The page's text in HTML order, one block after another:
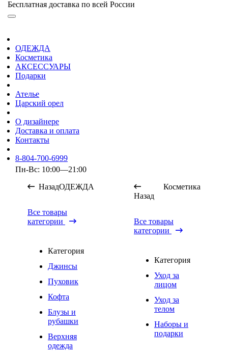
Бесплатная доставка по всей России
ОДЕЖДА
Косметика
АКСЕССУАРЫ
Подарки
Ателье
Царский орел
О дизайнере
Доставка и оплата
Контакты
8-804-700-6999
Пн-Вс: 10:00—21:00
НазадОДЕЖДА
Все товары
категории
Категория
Джинсы
Пуховик
Кофта
Блузы и
рубашки
Верхняя
одежда
Назад
Косметика
Все товары
категории
Категория
Уход за
лицом
Уход за
телом
Наборы и
подарки